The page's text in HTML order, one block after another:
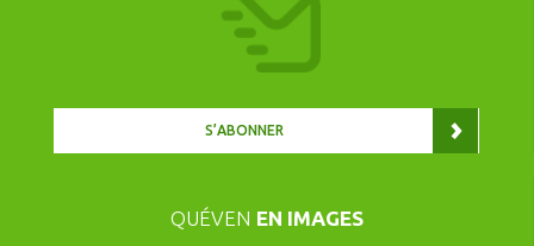
S’ABONNER
QUÉVEN EN IMAGES